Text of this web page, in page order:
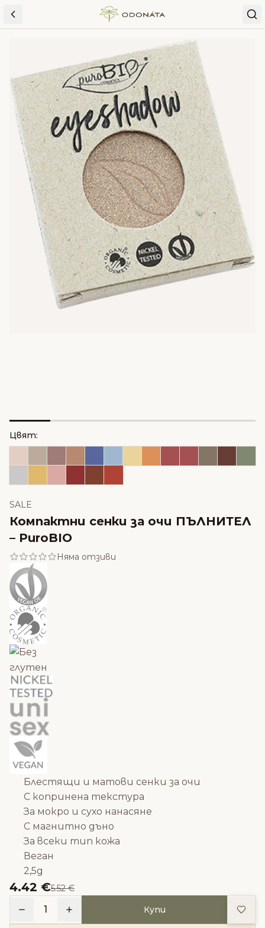
Skip to content
SALE
Компактни сенки за очи ПЪЛНИТЕЛ
– PuroBIO
Няма отзиви
Блестящи и матови сенки за очи
С копринена текстура
За мокро и сухо нанасяне
С магнитно дъно
За всеки тип кожа
Веган
2,5g
4.42 €5.52 €
Цвят:
1 Купи